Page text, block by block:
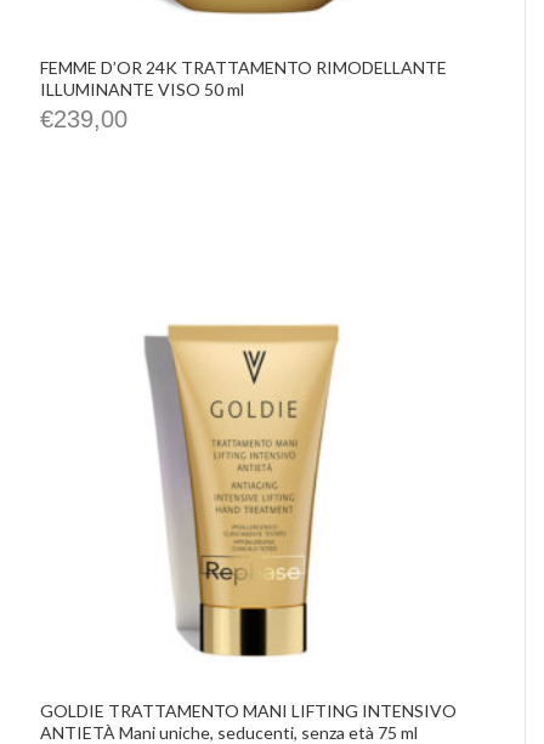
FEMME D’OR 24K TRATTAMENTO RIMODELLANTE
ILLUMINANTE VISO 50 ml
€239,00
GOLDIE TRATTAMENTO MANI LIFTING INTENSIVO
ANTIETÀ Mani uniche, seducenti, senza età 75 ml